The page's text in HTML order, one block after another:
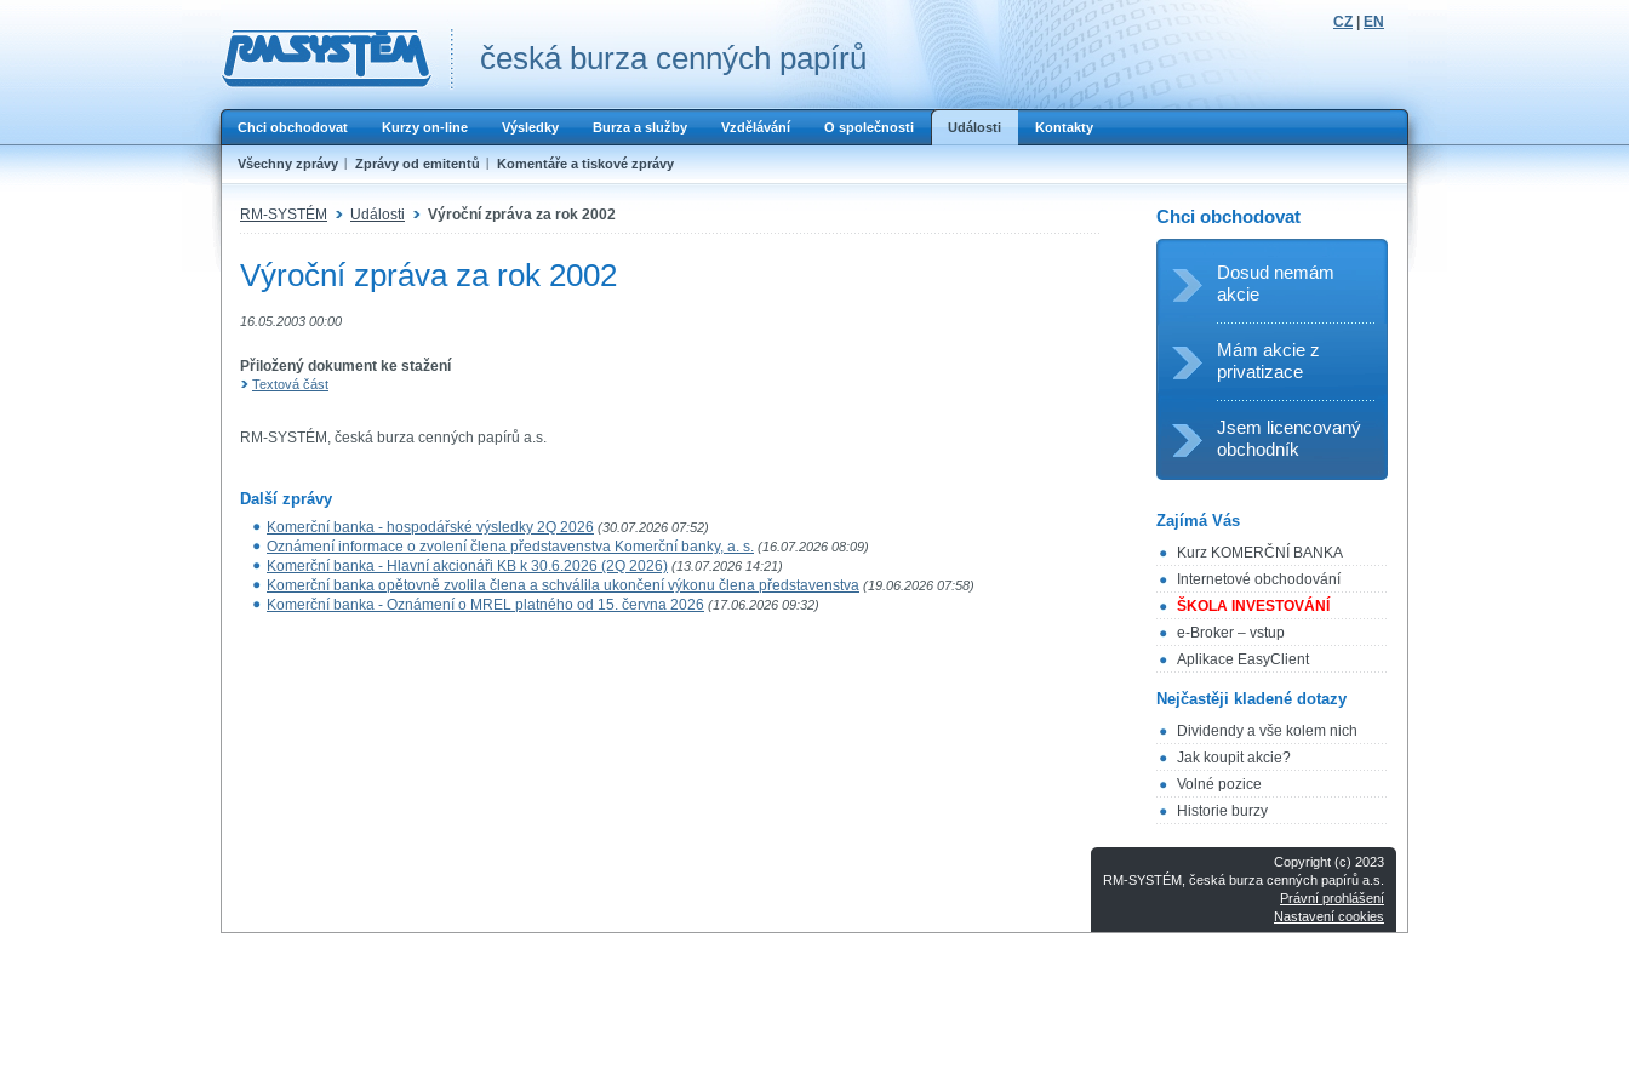
česká burza cenných papírů
CZ EN
Chci obchodovat Kurzy on-line Výsledky Burza a služby Vzdělávání O společnosti Události Kontakty
Všechny zprávy Zprávy od emitentů Komentáře a tiskové zprávy
RM-SYSTÉM Události Výroční zpráva za rok 2002
Výroční zpráva za rok 2002
16.05.2003 00:00
Přiložený dokument ke stažení
Textová část
RM-SYSTÉM, česká burza cenných papírů a.s.
Další zprávy
Komerční banka - hospodářské výsledky 2Q 2026 (30.07.2026 07:52)
Oznámení informace o zvolení člena představenstva Komerční banky, a. s. (16.07.2026 08:09)
Komerční banka - Hlavní akcionáři KB k 30.6.2026 (2Q 2026) (13.07.2026 14:21)
Komerční banka opětovně zvolila člena a schválila ukončení výkonu člena představenstva (19.06.2026 07:58)
Komerční banka - Oznámení o MREL platného od 15. června 2026 (17.06.2026 09:32)
Chci obchodovat
Dosud nemám
akcie
Mám akcie z
privatizace
Jsem licencovaný
obchodník
Zajímá Vás
Kurz KOMERČNÍ BANKA
Internetové obchodování
ŠKOLA INVESTOVÁNÍ
e-Broker – vstup
Aplikace EasyClient
Nejčastěji kladené dotazy
Dividendy a vše kolem nich
Jak koupit akcie?
Volné pozice
Historie burzy
Copyright (c) 2023
RM-SYSTÉM, česká burza cenných papírů a.s.
Právní prohlášení
Nastavení cookies